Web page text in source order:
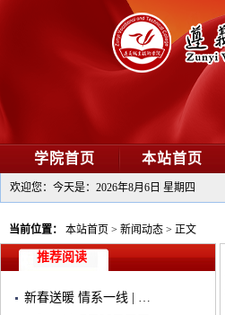
学院首页 本站首页
欢迎您：今天是： 2026年8月6日 星期四
当前位置： 本站首页 > 新闻动态 > 正文
推荐阅读
新春送暖 情系一线 | …